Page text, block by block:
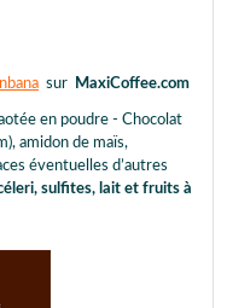
sur MaxiCoffee.com
en poudre - Chocolat
amidon de maïs,
éventuelles d’autres
sulfites, lait et fruits à